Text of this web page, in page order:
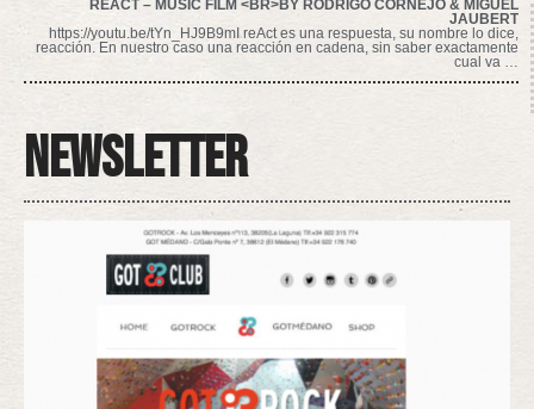
REACT – MUSIC FILM <BR>BY RODRIGO CORNEJO & MIGUEL
JAUBERT
https://youtu.be/tYn_HJ9B9mI reAct es una respuesta, su nombre lo dice,
reacción. En nuestro caso una reacción en cadena, sin saber exactamente
cual va …
Newsletter